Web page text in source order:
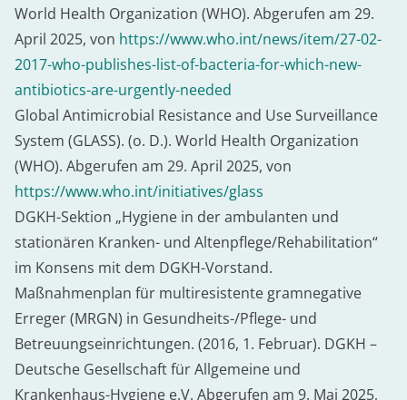
World Health Organization (WHO). Abgerufen am 29.
April 2025, von https://www.who.int/news/item/27-02-
2017-who-publishes-list-of-bacteria-for-which-new-
antibiotics-are-urgently-needed
Global Antimicrobial Resistance and Use Surveillance
System (GLASS). (o. D.). World Health Organization
(WHO). Abgerufen am 29. April 2025, von
https://www.who.int/initiatives/glass
DGKH-Sektion „Hygiene in der ambulanten und
stationären Kranken- und Altenpflege/Rehabilitation“
im Konsens mit dem DGKH-Vorstand.
Maßnahmenplan für multiresistente gramnegative
Erreger (MRGN) in Gesundheits-/Pflege- und
Betreuungseinrichtungen. (2016, 1. Februar). DGKH –
Deutsche Gesellschaft für Allgemeine und
Krankenhaus-Hygiene e.V. Abgerufen am 9. Mai 2025,